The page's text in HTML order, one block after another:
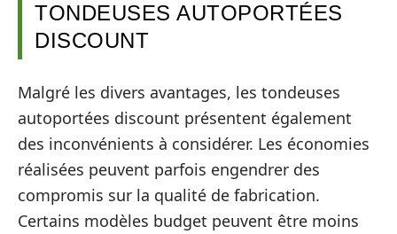
TONDEUSES AUTOPORTÉES
DISCOUNT
Malgré les divers avantages, les tondeuses
autoportées discount présentent également
des inconvénients à considérer. Les économies
réalisées peuvent parfois engendrer des
compromis sur la qualité de fabrication.
Certains modèles budget peuvent être moins